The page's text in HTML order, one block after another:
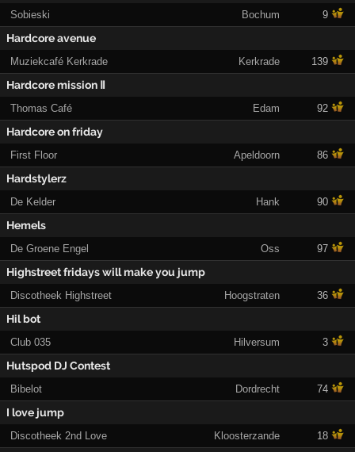
Sobieski Bochum 9
Hardcore avenue
Muziekcafé Kerkrade Kerkrade 139
Hardcore mission Ⅱ
Thomas Café Edam 92
Hardcore on friday
First Floor Apeldoorn 86
Hardstylerz
De Kelder Hank 90
Hemels
De Groene Engel Oss 97
Highstreet fridays will make you jump
Discotheek Highstreet Hoogstraten 36
Hil bot
Club 035 Hilversum 3
Hutspod DJ Contest
Bibelot Dordrecht 74
I love jump
Discotheek 2nd Love Kloosterzande 18